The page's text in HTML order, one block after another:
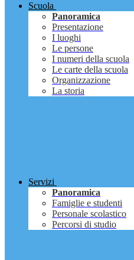
Scuola
Panoramica
Presentazione
I luoghi
Le persone
I numeri della scuola
Le carte della scuola
Organizzazione
La storia
Servizi
Panoramica
Famiglie e studenti
Personale scolastico
Percorsi di studio